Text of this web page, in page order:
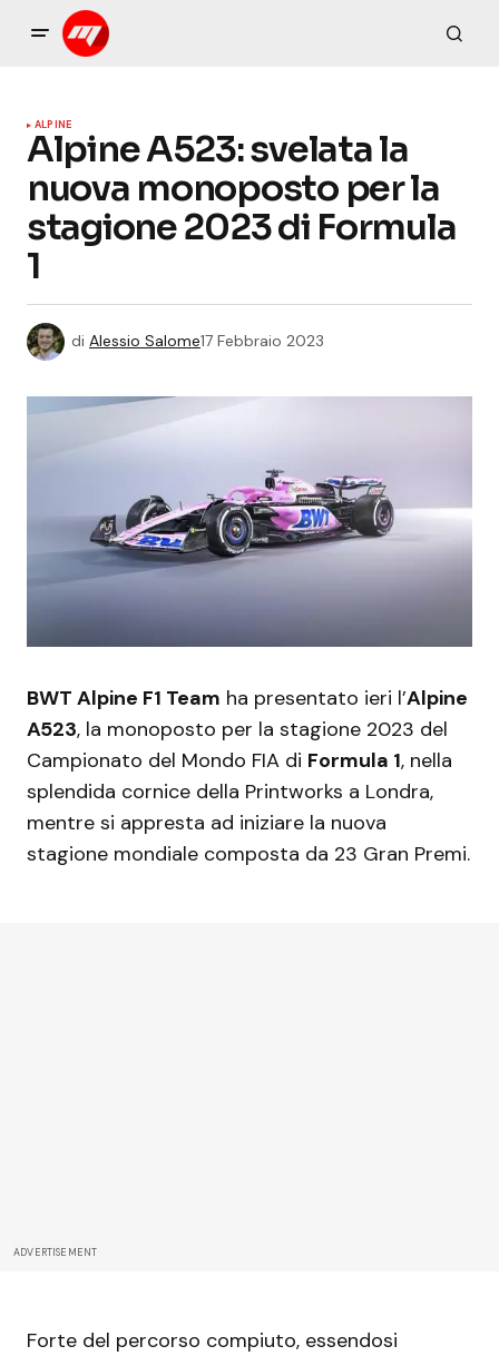
ALPINE
Alpine A523: svelata la
nuova monoposto per la
stagione 2023 di Formula
1
di Alessio Salome17 Febbraio 2023
BWT Alpine F1 Team ha presentato ieri l’Alpine
A523, la monoposto per la stagione 2023 del
Campionato del Mondo FIA di Formula 1, nella
splendida cornice della Printworks a Londra,
mentre si appresta ad iniziare la nuova
stagione mondiale composta da 23 Gran Premi.
ADVERTISEMENT
Forte del percorso compiuto, essendosi